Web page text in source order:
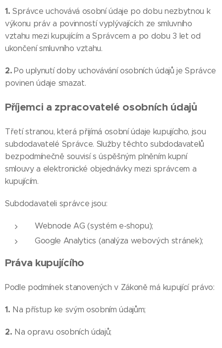
1. Správce uchovává osobní údaje po dobu nezbytnou k
výkonu práv a povinností vyplývajících ze smluvního
vztahu mezi kupujícím a Správcem a po dobu 3 let od
ukončení smluvního vztahu.
2.Po uplynutí doby uchovávání osobních údajů je Správce
povinen údaje smazat.
Příjemci a zpracovatelé osobních údajů
Třetí stranou, která přijímá osobní údaje kupujícího, jsou
subdodavatelé Správce. Služby těchto subdodavatelů
bezpodmínečně souvisí s úspěšným plněním kupní
smlouvy a elektronické objednávky mezi správcem a
kupujícím.
Subdodavateli správce jsou:
Webnode AG (systém e-shopu);
Google Analytics (analýza webových stránek);
Práva kupujícího
Podle podmínek stanovených v Zákoně má kupující právo:
1. Na přístup ke svým osobním údajům;
2. Na opravu osobních údajů;